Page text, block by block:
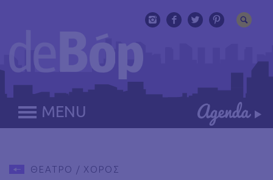
MENU
ΘΕΑΤΡΟ / ΧΟΡΟΣ